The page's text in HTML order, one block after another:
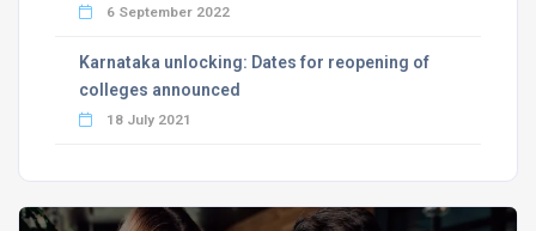
6 September 2022
Karnataka unlocking: Dates for reopening of
colleges announced
18 July 2021